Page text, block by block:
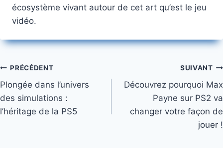
écosystème vivant autour de cet art qu’est le jeu
vidéo.
Navigation
de
l’article
PRÉCÉDENT
Plongée dans l’univers
des simulations :
l’héritage de la PS5
SUIVANT
Découvrez pourquoi Max
Payne sur PS2 va
changer votre façon de
jouer !